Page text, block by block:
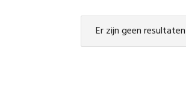
Er zijn geen